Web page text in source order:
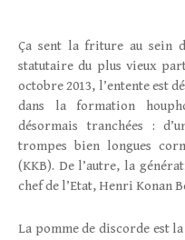
Ça sent la friture au sein
statutaire du plus vieux
octobre 2013, l’entente est
dans la formation
désormais tranchées :
trompes bien longues
(KKB). De l’autre, la
chef de l’Etat, Henri Konan
La pomme de discorde est